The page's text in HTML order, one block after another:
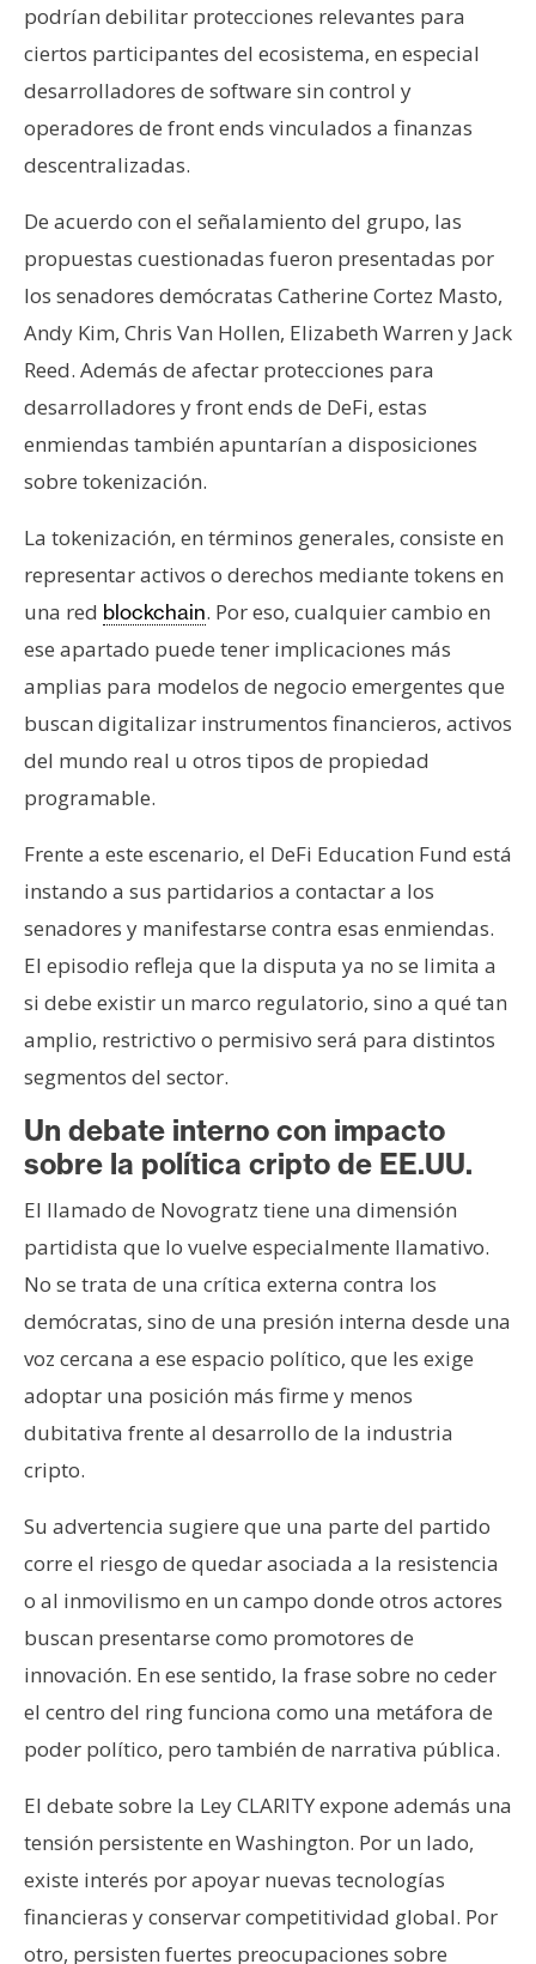
podrían debilitar protecciones relevantes para
ciertos participantes del ecosistema, en especial
desarrolladores de software sin control y
operadores de front ends vinculados a finanzas
descentralizadas.
De acuerdo con el señalamiento del grupo, las
propuestas cuestionadas fueron presentadas por
los senadores demócratas Catherine Cortez Masto,
Andy Kim, Chris Van Hollen, Elizabeth Warren y Jack
Reed. Además de afectar protecciones para
desarrolladores y front ends de DeFi, estas
enmiendas también apuntarían a disposiciones
sobre tokenización.
La tokenización, en términos generales, consiste en
representar activos o derechos mediante tokens en
una red blockchain. Por eso, cualquier cambio en
ese apartado puede tener implicaciones más
amplias para modelos de negocio emergentes que
buscan digitalizar instrumentos financieros, activos
del mundo real u otros tipos de propiedad
programable.
Frente a este escenario, el DeFi Education Fund está
instando a sus partidarios a contactar a los
senadores y manifestarse contra esas enmiendas.
El episodio refleja que la disputa ya no se limita a
si debe existir un marco regulatorio, sino a qué tan
amplio, restrictivo o permisivo será para distintos
segmentos del sector.
Un debate interno con impacto
sobre la política cripto de EE.UU.
El llamado de Novogratz tiene una dimensión
partidista que lo vuelve especialmente llamativo.
No se trata de una crítica externa contra los
demócratas, sino de una presión interna desde una
voz cercana a ese espacio político, que les exige
adoptar una posición más firme y menos
dubitativa frente al desarrollo de la industria
cripto.
Su advertencia sugiere que una parte del partido
corre el riesgo de quedar asociada a la resistencia
o al inmovilismo en un campo donde otros actores
buscan presentarse como promotores de
innovación. En ese sentido, la frase sobre no ceder
el centro del ring funciona como una metáfora de
poder político, pero también de narrativa pública.
El debate sobre la Ley CLARITY expone además una
tensión persistente en Washington. Por un lado,
existe interés por apoyar nuevas tecnologías
financieras y conservar competitividad global. Por
otro, persisten fuertes preocupaciones sobre